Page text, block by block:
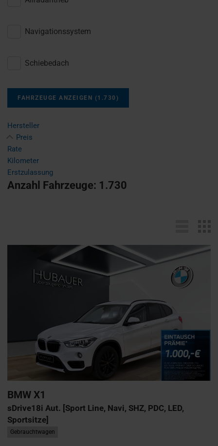
Navigationssystem
Schiebedach
FAHRZEUGE ANZEIGEN (1.730 )
Hersteller
Preis
Rate
Kilometer
Erstzulassung
Anzahl Fahrzeuge: 1.730
BMW X1
sDrive18i Aut. [Sport Line, Navi, SHZ, PDC, LED,
Sportsitze]
Gebrauchtwagen